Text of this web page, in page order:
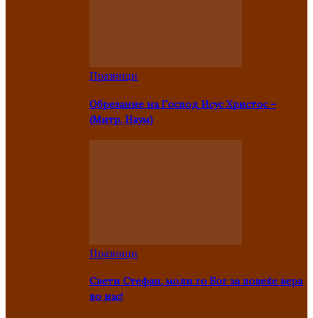
Празници
Oбрезание на Господ Исус Христос –
(Митр. Наум)
Празници
Свети Стефан, моли го Бог за повеќе вера
во нас!